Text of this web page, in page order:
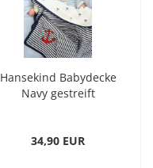
Hansekind Babydecke
Navy gestreift
34,90 EUR